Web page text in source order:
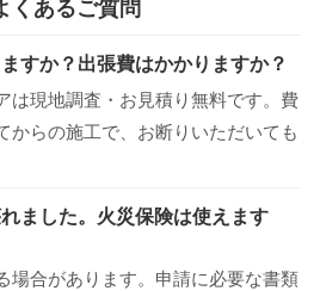
くあるご質問
すか？出張費はかかりますか？
は現地調査・お見積り無料です。費
からの施工で、お断りいただいても
ました。火災保険は使えます
場合があります。申請に必要な書類